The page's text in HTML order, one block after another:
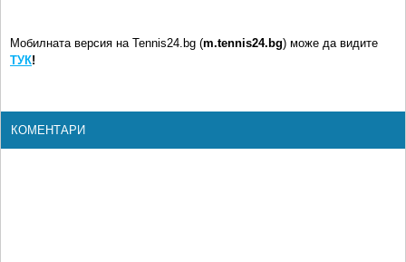
Мобилната версия на Tennis24.bg (m.tennis24.bg) може да видите
ТУК!
КОМЕНТАРИ